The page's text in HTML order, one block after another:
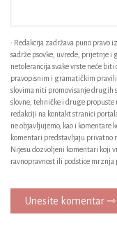
• Redakcija zadržava puno pravo
sadrže psovke, uvrede, prijetnje i
netolerancija svake vrste neće
pravopisnim i gramatičkim
slovima niti promovisanje drugih
slovne, tehničke i druge
redakciji na kontakt stranici
ne objavljujemo, kao i komentare
komentari predstavljaju privatno
Nijesu dozvoljeni komentari koji
ravnopravnost ili podstice mrznja
Unesite komentar ⇾